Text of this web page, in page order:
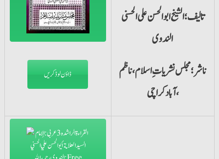
ڈاؤن لوڈ کریں
تالیف؛الشیخ ابو الحسن علی الحسنی
الندوی
ناشر؛مجلس نشریات ِ اسلام،ناظم
آباد کراچی،